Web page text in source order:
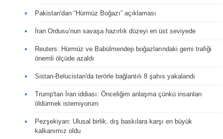
Pakistan'dan “Hürmüz Boğazı” açıklaması
İran Ordusu’nun savaşa hazırlık düzeyi en üst seviyede
Reuters: Hürmüz ve Babülmendep boğazlarındaki gemi trafiği
önemli ölçüde azaldı
Sistan-Belucistan'da terörle bağlantılı 8 şahıs yakalandı
Trump'tan İran iddiası: Önceliğim anlaşma çünkü insanları
öldürmek istemiyorum
Pezşekiyan: Ulusal birlik, dış baskılara karşı en büyük
kalkanımız oldu